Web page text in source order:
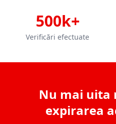
500k+
Verificări efectuate
Nu mai uita
expirarea